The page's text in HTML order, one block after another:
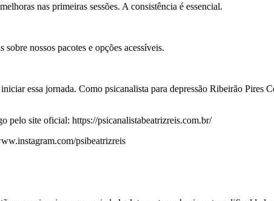
nas primeiras sessões. A consistência é essencial.
nossos pacotes e opções acessíveis.
essa jornada. Como psicanalista para depressão Ribeirão Pires
pelo site oficial: https://psicanalistabeatrizreis.com.br/
psibeatrizreis